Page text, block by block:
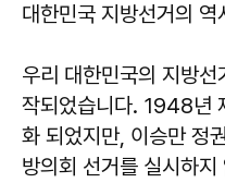
대한민국 지방선거의 역
우리 대한민국의 지방선
작되었습니다. 1948년
화 되었지만, 이승만 정
방의회 선거를 실시하